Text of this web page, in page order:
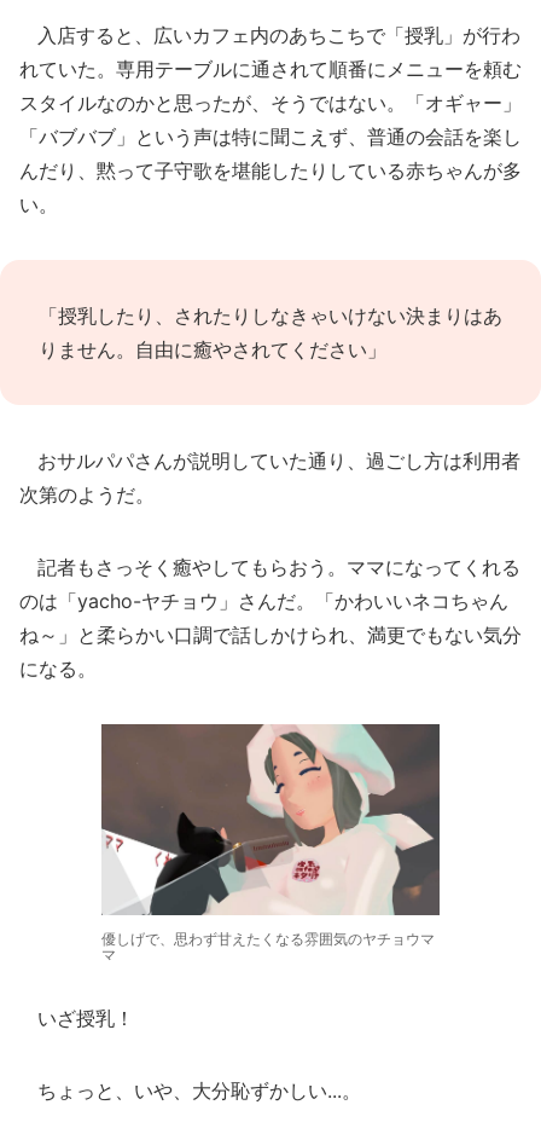
入店すると、広いカフェ内のあちこちで「授乳」が行わ
れていた。専用テーブルに通されて順番にメニューを頼む
スタイルなのかと思ったが、そうではない。「オギャー」
「バブバブ」という声は特に聞こえず、普通の会話を楽し
んだり、黙って子守歌を堪能したりしている赤ちゃんが多
い。
「授乳したり、されたりしなきゃいけない決まりはあ
りません。自由に癒やされてください」
おサルパパさんが説明していた通り、過ごし方は利用者
次第のようだ。
記者もさっそく癒やしてもらおう。ママになってくれる
のは「yacho-ヤチョウ」さんだ。「かわいいネコちゃん
ね～」と柔らかい口調で話しかけられ、満更でもない気分
になる。
優しげで、思わず甘えたくなる雰囲気のヤチョウマ
マ
いざ授乳！
ちょっと、いや、大分恥ずかしい...。